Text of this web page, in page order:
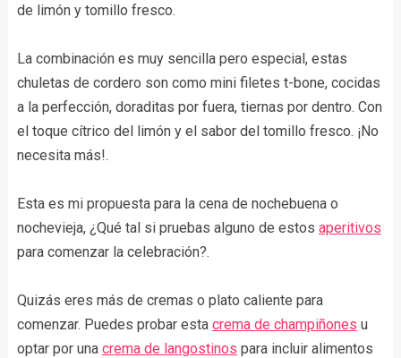
de limón y tomillo fresco.
La combinación es muy sencilla pero especial, estas
chuletas de cordero son como mini filetes t-bone, cocidas
a la perfección, doraditas por fuera, tiernas por dentro. Con
el toque cítrico del limón y el sabor del tomillo fresco. ¡No
necesita más!.
Esta es mi propuesta para la cena de nochebuena o
nochevieja, ¿Qué tal si pruebas alguno de estos aperitivos
para comenzar la celebración?.
Quizás eres más de cremas o plato caliente para
comenzar. Puedes probar esta crema de champiñones u
optar por una crema de langostinos para incluir alimentos